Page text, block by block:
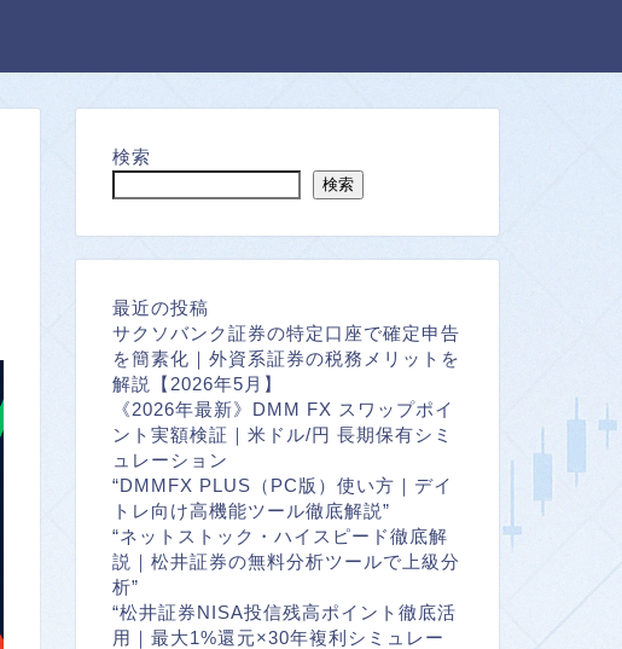
検索
検索
最近の投稿
サクソバンク証券の特定口座で確定申告
を簡素化｜外資系証券の税務メリットを
解説【2026年5月】
《2026年最新》DMM FX スワップポイ
ント実額検証｜米ドル/円 長期保有シミ
ュレーション
“DMMFX PLUS（PC版）使い方｜デイ
トレ向け高機能ツール徹底解説”
“ネットストック・ハイスピード徹底解
説｜松井証券の無料分析ツールで上級分
析”
“松井証券NISA投信残高ポイント徹底活
用｜最大1%還元×30年複利シミュレー